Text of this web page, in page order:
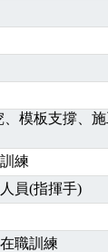
停課
遇停班停課消
見蒐集~
？專業講師帶您
若遇停班停課消
停班停課
這邊推出囉～～
告！
？課程百百種選
隧道等襯砌作
系列課程資訊
模板支撐、
練
員(指揮手)
職訓練